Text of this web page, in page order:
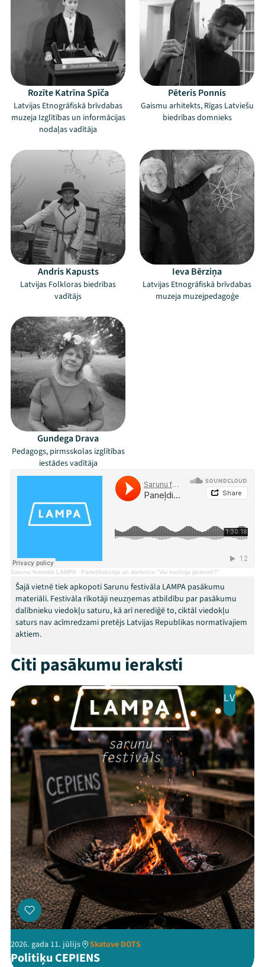
Mana programma
Festivāls
Programma
Viņi bija LAMPĀ 2026
Jaunumi
Ziedo
Veikals
ThreadsFacebookYoutube
X Instagram
Flick TikTok
Rozīte Katrīna Spīča
Latvijas Etnogrāfiskā brīvdabas
muzeja Izglītības un informācijas
nodaļas vadītāja
Pēteris Ponnis
Gaismu arhitekts, Rīgas Latviešu
biedrības domnieks
Andris Kapusts
Latvijas Folkloras biedrības
vadītājs
Ieva Bērziņa
Latvijas Etnogrāfiskā brīvdabas
muzeja muzejpedagoģe
Gundega Drava
Pedagogs, pirmsskolas izglītības
iestādes vadītāja
Sarunu festivāls LAMPA · Paneļdiskusija un darbnīca "Vai tradīcija jācenzē?"
Šajā vietnē tiek apkopoti Sarunu festivāla LAMPA pasākumu
materiāli. Festivāla rīkotāji neuzņemas atbildību par pasākumu
dalībnieku viedokļu saturu, kā arī nerediģē to, ciktāl viedokļu
saturs nav acīmredzami pretējs Latvijas Republikas normatīvajiem
aktiem.
Citi pasākumu ieraksti
LV
2026. gada 11. jūlijs Skatuve DOTS
Politiķu CEPIENS